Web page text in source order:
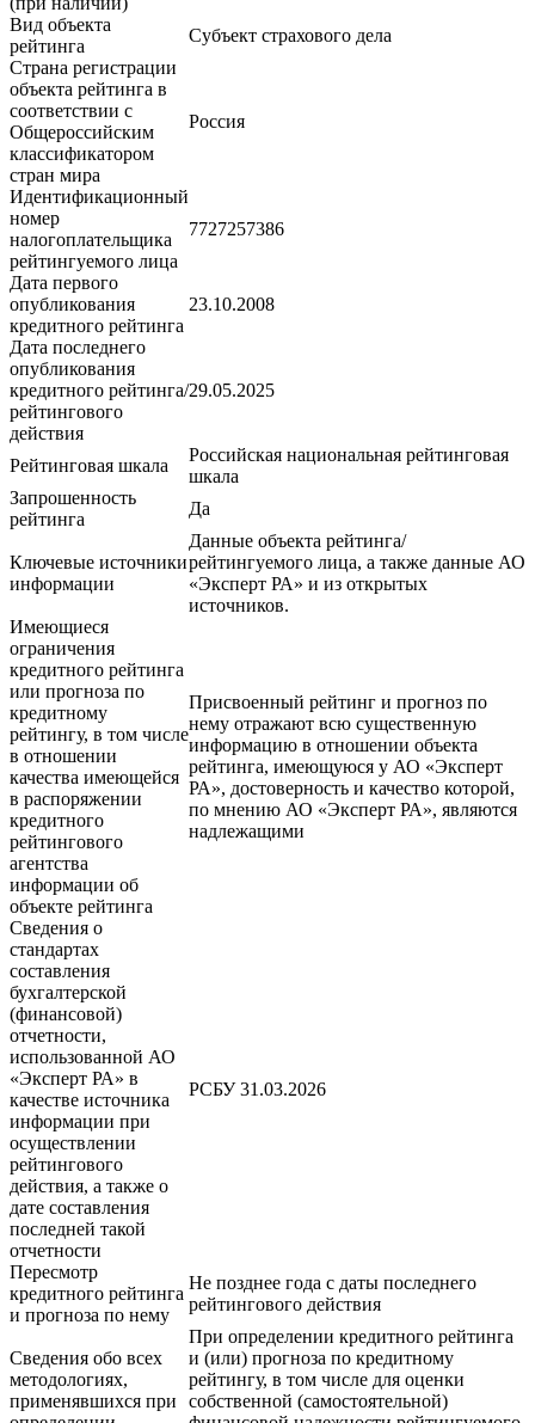
Вид объекта
рейтинга
Субъект страхового дела
Страна регистрации
объекта рейтинга в
соответствии c
Общероссийским
классификатором
стран мира
Россия
Идентификационный
номер
налогоплательщика
рейтингуемого лица
7727257386
Дата первого
опубликования
кредитного рейтинга
23.10.2008
Дата последнего
опубликования
кредитного рейтинга/
рейтингового
действия
29.05.2025
Рейтинговая шкала
Российская национальная рейтинговая
шкала
Запрошенность
рейтинга
Да
Ключевые источники
информации
Данные объекта рейтинга/
рейтингуемого лица, а также данные АО
«Эксперт РА» и из открытых
источников.
Имеющиеся
ограничения
кредитного рейтинга
или прогноза по
кредитному
рейтингу, в том числе
в отношении
качества имеющейся
в распоряжении
кредитного
рейтингового
агентства
информации об
объекте рейтинга
Присвоенный рейтинг и прогноз по
нему отражают всю существенную
информацию в отношении объекта
рейтинга, имеющуюся у АО «Эксперт
РА», достоверность и качество которой,
по мнению АО «Эксперт РА», являются
надлежащими
Сведения о
стандартах
составления
бухгалтерской
(финансовой)
отчетности,
использованной АО
«Эксперт РА» в
качестве источника
информации при
осуществлении
рейтингового
действия, а также о
дате составления
последней такой
отчетности
РСБУ 31.03.2026
Пересмотр
кредитного рейтинга
и прогноза по нему
Не позднее года с даты последнего
рейтингового действия
Сведения обо всех
методологиях,
применявшихся при
При определении кредитного рейтинга
и (или) прогноза по кредитному
рейтингу, в том числе для оценки
собственной (самостоятельной)